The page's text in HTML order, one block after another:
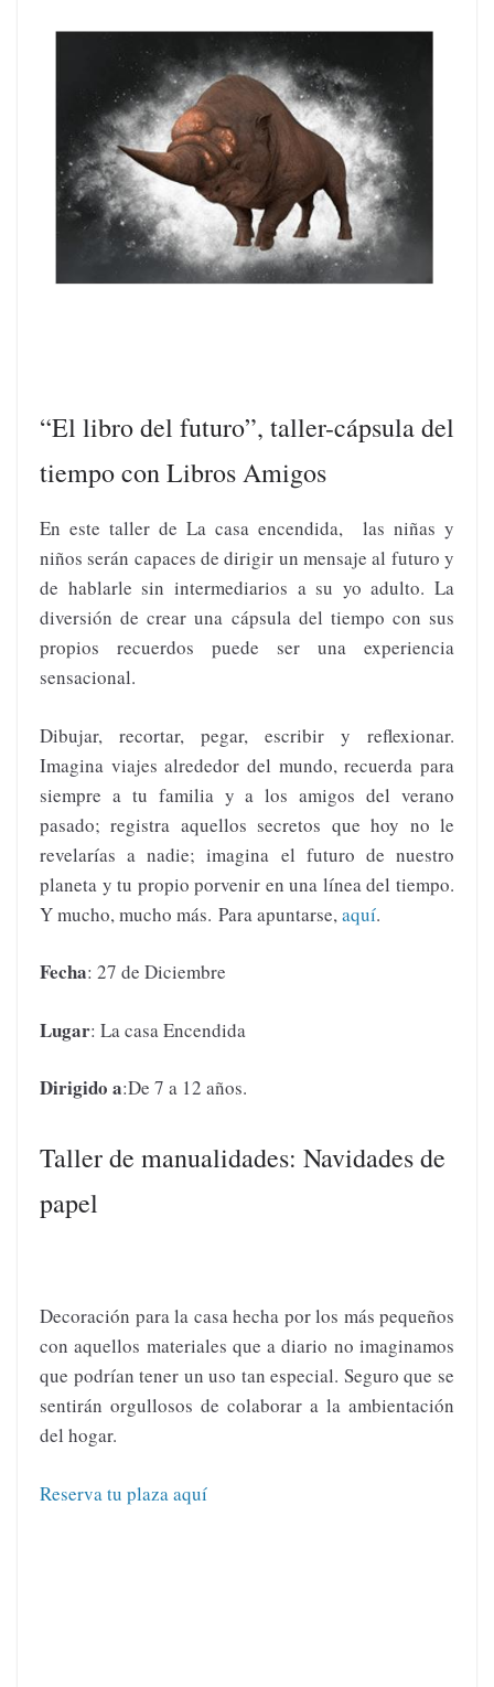
“El libro del futuro”, taller-cápsula del
tiempo con Libros Amigos
En este taller de La casa encendida, las niñas y
niños serán capaces de dirigir un mensaje al futuro y
de hablarle sin intermediarios a su yo adulto. La
diversión de crear una cápsula del tiempo con sus
propios recuerdos puede ser una experiencia
sensacional.
Dibujar, recortar, pegar, escribir y reflexionar.
Imagina viajes alrededor del mundo, recuerda para
siempre a tu familia y a los amigos del verano
pasado; registra aquellos secretos que hoy no le
revelarías a nadie; imagina el futuro de nuestro
planeta y tu propio porvenir en una línea del tiempo.
Y mucho, mucho más. Para apuntarse,aquí.
Fecha: 27 de Diciembre
Lugar: La casa Encendida
Dirigido a:De 7 a 12 años.
Taller de manualidades: Navidades de
papel
Decoración para la casa hecha por los más pequeños
con aquellos materiales que a diario no imaginamos
que podrían tener un uso tan especial. Seguro que se
sentirán orgullosos de colaborar a la ambientación
del hogar.
Reserva tu plaza aquí